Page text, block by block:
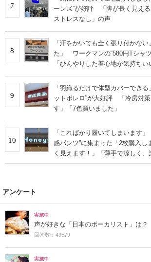
7
ーンズ”が好評 「脚が長く見え
ストレスなし」の声
8
「汗をかいても全く張り付かな
た」 ワークマンの“580円Tシャ
「ひんやりした着心地が気持ちい
9
「羽織るだけで体型カバーでき
ットボレロ”が大好評 「冷房対
す」「7色買いました」
10
「こればかり履いてしまいます
感パンツ”に集まった「2枚購入し
く見えます！」「薄手で涼しく
アンケート
実施中
声が好きな「日本のボーカリスト」は？
回答数：49579
実施中